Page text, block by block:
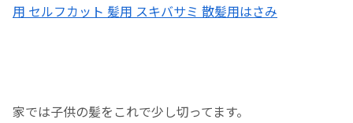
用 セルフカット 髪用 スキバサミ 散髪用はさみ
家では子供の髪をこれで少し切ってます。